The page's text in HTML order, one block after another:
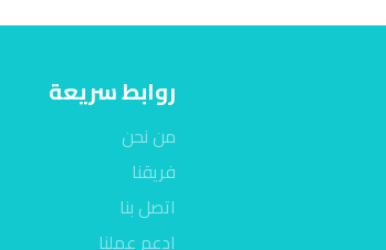
روابط سريعة
من نحن
فريقنا
اتصل بنا
ادعم عملنا